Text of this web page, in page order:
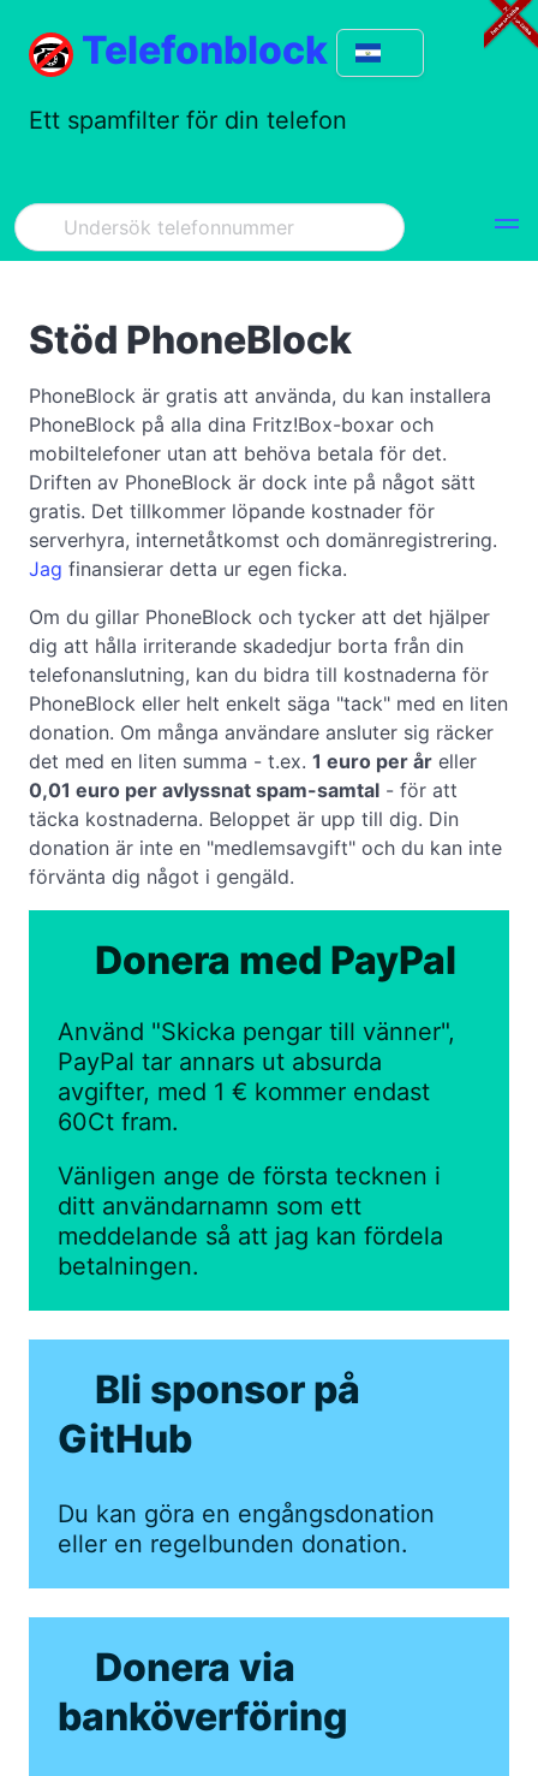
Telefonblock
Ett spamfilter för din telefon
Stöd PhoneBlock
PhoneBlock är gratis att använda, du kan installera
PhoneBlock på alla dina Fritz!Box-boxar och
mobiltelefoner utan att behöva betala för det.
Driften av PhoneBlock är dock inte på något sätt
gratis. Det tillkommer löpande kostnader för
serverhyra, internetåtkomst och domänregistrering.
Jag finansierar detta ur egen ficka.
Om du gillar PhoneBlock och tycker att det hjälper
dig att hålla irriterande skadedjur borta från din
telefonanslutning, kan du bidra till kostnaderna för
PhoneBlock eller helt enkelt säga "tack" med en liten
donation. Om många användare ansluter sig räcker
det med en liten summa - t.ex. 1 euro per år eller
0,01 euro per avlyssnat spam-samtal - för att
täcka kostnaderna. Beloppet är upp till dig. Din
donation är inte en "medlemsavgift" och du kan inte
förvänta dig något i gengäld.
Donera med PayPal
Använd "Skicka pengar till vänner",
PayPal tar annars ut absurda
avgifter, med 1 € kommer endast
60Ct fram.
Vänligen ange de första tecknen i
ditt användarnamn som ett
meddelande så att jag kan fördela
betalningen.
Bli sponsor på
GitHub
Du kan göra en engångsdonation
eller en regelbunden donation.
Donera via
banköverföring